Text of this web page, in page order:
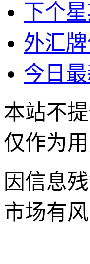
下个
外汇
今日
本站不
仅作为
因信息
市场有